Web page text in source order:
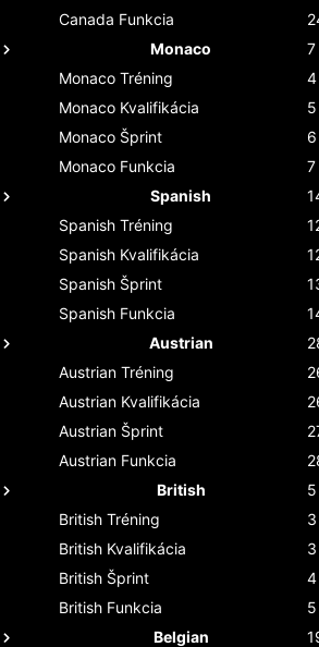
Canada Funkcia
Monaco
7
Monaco Tréning
Monaco Kvalifikácia
Monaco Šprint
Monaco Funkcia 7
Spanish
Spanish Tréning
Spanish Kvalifikácia
Spanish Šprint
Spanish Funkcia
Austrian
Austrian Tréning
Austrian Kvalifikácia
Austrian Šprint
Austrian Funkcia
British
British Tréning
British Kvalifikácia
British Šprint
British Funkcia
Belgian